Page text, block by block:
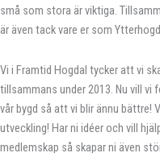
små som stora är viktiga.
är även tack vare er som
Vi i Framtid Hogdal tycker att vi
tillsammans under 2013. Nu vill
vår bygd så att vi blir ännu bättre!
utveckling! Har ni idéer och vill
medlemskap så skapar ni även